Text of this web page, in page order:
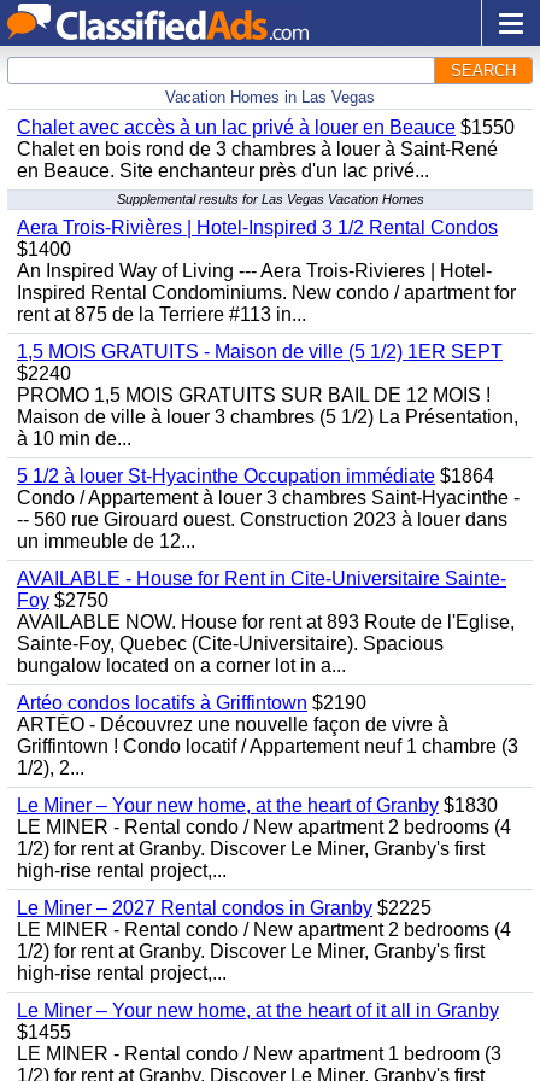
SEARCH
Vacation Homes in Las Vegas
Chalet avec accès à un lac privé à louer en Beauce $1550
Chalet en bois rond de 3 chambres à louer à Saint-René
en Beauce. Site enchanteur près d'un lac privé...
Supplemental results for Las Vegas Vacation Homes
Aera Trois-Rivières | Hotel-Inspired 3 1/2 Rental Condos
$1400
An Inspired Way of Living --- Aera Trois-Rivieres | Hotel-
Inspired Rental Condominiums. New condo / apartment for
rent at 875 de la Terriere #113 in...
1,5 MOIS GRATUITS - Maison de ville (5 1/2) 1ER SEPT
$2240
PROMO 1,5 MOIS GRATUITS SUR BAIL DE 12 MOIS !
Maison de ville à louer 3 chambres (5 1/2) La Présentation,
à 10 min de...
5 1/2 à louer St-Hyacinthe Occupation immédiate $1864
Condo / Appartement à louer 3 chambres Saint-Hyacinthe -
-- 560 rue Girouard ouest. Construction 2023 à louer dans
un immeuble de 12...
AVAILABLE - House for Rent in Cite-Universitaire Sainte-
Foy $2750
AVAILABLE NOW. House for rent at 893 Route de l'Eglise,
Sainte-Foy, Quebec (Cite-Universitaire). Spacious
bungalow located on a corner lot in a...
Artéo condos locatifs à Griffintown $2190
ARTÉO - Découvrez une nouvelle façon de vivre à
Griffintown ! Condo locatif / Appartement neuf 1 chambre (3
1/2), 2...
Le Miner – Your new home, at the heart of Granby $1830
LE MINER - Rental condo / New apartment 2 bedrooms (4
1/2) for rent at Granby. Discover Le Miner, Granby's first
high-rise rental project,...
Le Miner – 2027 Rental condos in Granby $2225
LE MINER - Rental condo / New apartment 2 bedrooms (4
1/2) for rent at Granby. Discover Le Miner, Granby's first
high-rise rental project,...
Le Miner – Your new home, at the heart of it all in Granby
$1455
LE MINER - Rental condo / New apartment 1 bedroom (3
1/2) for rent at Granby. Discover Le Miner, Granby's first